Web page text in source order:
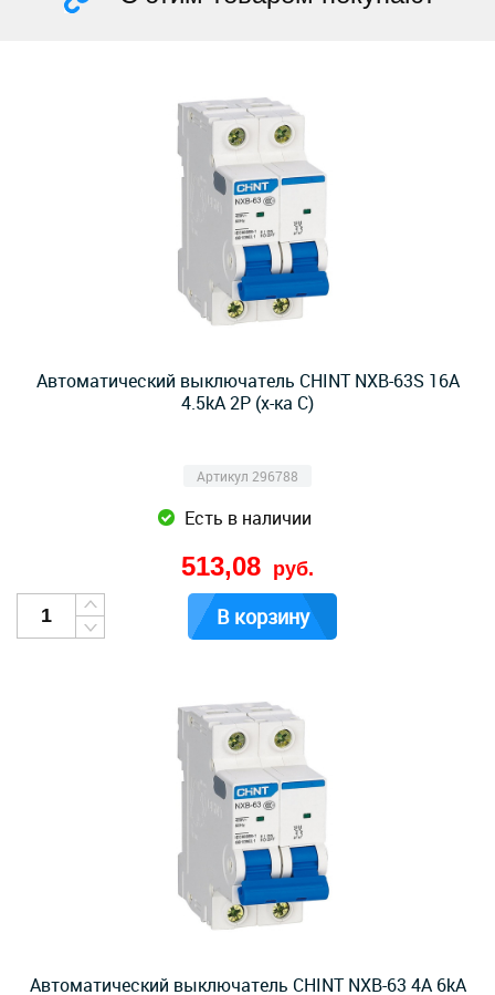
Автоматический выключатель CHINT NXB-63S 16А
4.5kA 2P (х-ка C)
Артикул 296788
Есть в наличии
513,08 руб.
В корзину
Автоматический выключатель CHINT NXB-63 4А 6kA